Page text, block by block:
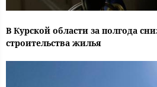
В Курской области за полгода
строительства жилья